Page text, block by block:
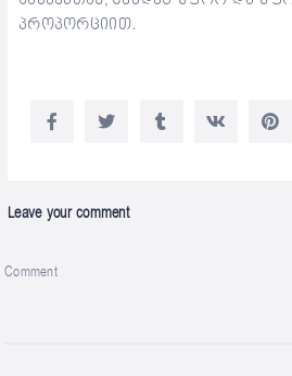
პროპორციით.
Leave your comment
Comment